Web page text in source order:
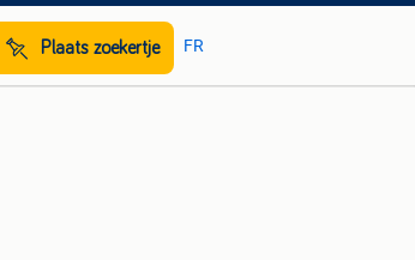
Plaats zoekertje FR